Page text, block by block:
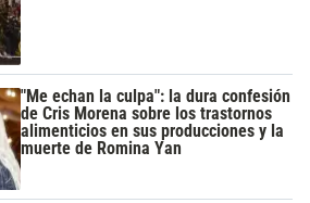
"Me echan la culpa": la dura confesión
de Cris Morena sobre los trastornos
alimenticios en sus producciones y la
muerte de Romina Yan